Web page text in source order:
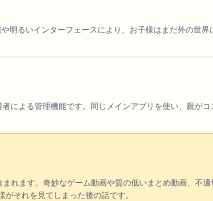
るいインターフェースにより、お子様はまだ外の世
よる管理機能です。同じメインアプリを使い、親が
れます。奇妙なゲーム動画や質の低いまとめ動画、不
それを見てしまった後の話です。